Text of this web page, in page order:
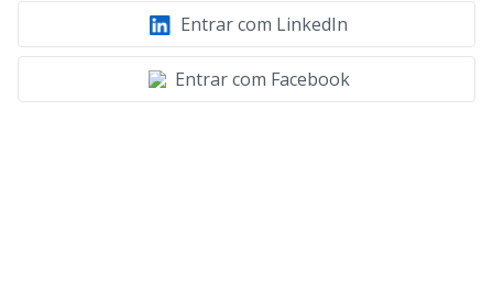
Entrar com LinkedIn
Entrar com Facebook